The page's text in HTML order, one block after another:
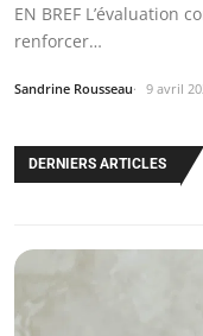
EN BREF L’évaluation
renforcer…
Sandrine Rousseau 9 avril
DERNIERS ARTICLES